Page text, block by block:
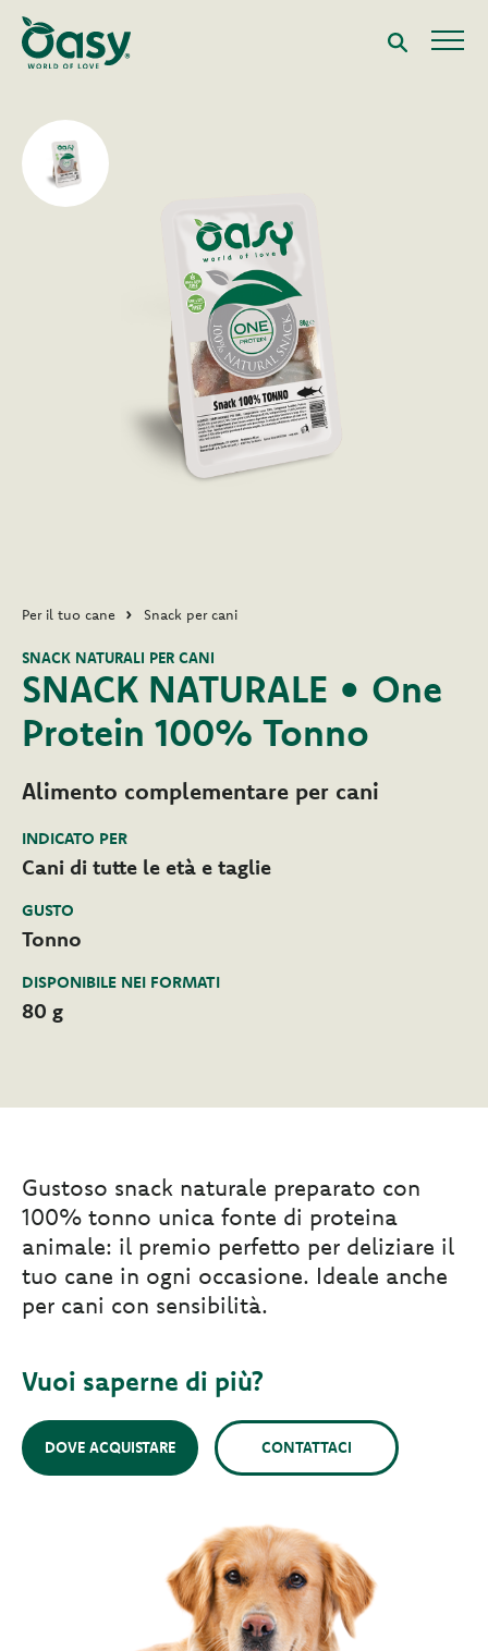
Per il tuo cane Snack per cani
SNACK NATURALE • One
Protein 100% Tonno
SNACK NATURALI PER CANI
Alimento complementare per cani
INDICATO PER
Cani di tutte le età e taglie
GUSTO
Tonno
DISPONIBILE NEI FORMATI
80 g
Gustoso snack naturale preparato con
100% tonno unica fonte di proteina
animale: il premio perfetto per deliziare il
tuo cane in ogni occasione. Ideale anche
per cani con sensibilità.
Vuoi saperne di più?
DOVE ACQUISTARE CONTATTACI